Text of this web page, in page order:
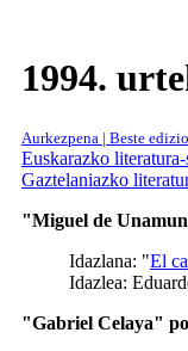
1994.
Aurkezpena | Beste
Euskarazko
Gaztelaniazko
"Miguel de
Idazlana: "El
Idazlea:
"Gabriel Celaya"